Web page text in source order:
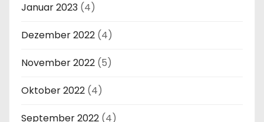
Januar 2023 (4)
Dezember 2022 (4)
November 2022 (5)
Oktober 2022 (4)
September 2022 (4)